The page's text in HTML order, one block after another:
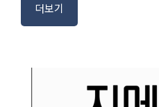
더보기